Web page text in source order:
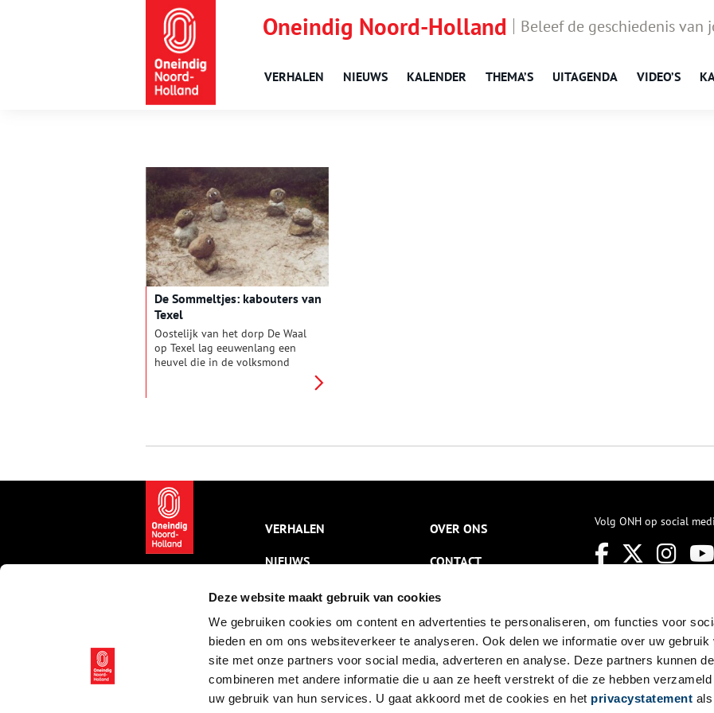
Deze website maakt gebruik van cookies
We gebruiken cookies om content en advertenties te personaliseren, om functies voor
bieden en om ons websiteverkeer te analyseren. Ook delen we informatie over uw gebruik
site met onze partners voor social media, adverteren en analyse. Deze partners kunnen
combineren met andere informatie die u aan ze heeft verstrekt of die ze hebben
uw gebruik van hun services. U gaat akkoord met de cookies en het privacystatement
Oneindig Noord-Holland Beleef de geschiedenis van
VERHALEN NIEUWS KALENDER THEMA’S UITAGENDA VIDEO’S
De Sommeltjes: kabouters van
Texel
Oostelijk van het dorp De Waal
op Texel lag eeuwenlang een
heuvel die in de volksmond
aardmannetjes. Deze
maakte men elkaar graag bang
mee. De Sommeltjes stalen ook
metalen voorwerpen en
verstopten die in de berg.VERHALEN
NIEUWS
KALENDER
THEMA’S
ACTIVITEITEN
VIDEO’S
OVER ONS
CONTACT
NIEUWSBRIEF
DISCLAIMER
PRIVACY
TOEGANKELIJKHEID
Volg ONH op social